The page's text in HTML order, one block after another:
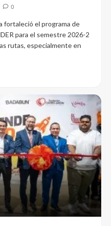
0
fortaleció el programa de
para el semestre 2026-2
rutas, especialmente en